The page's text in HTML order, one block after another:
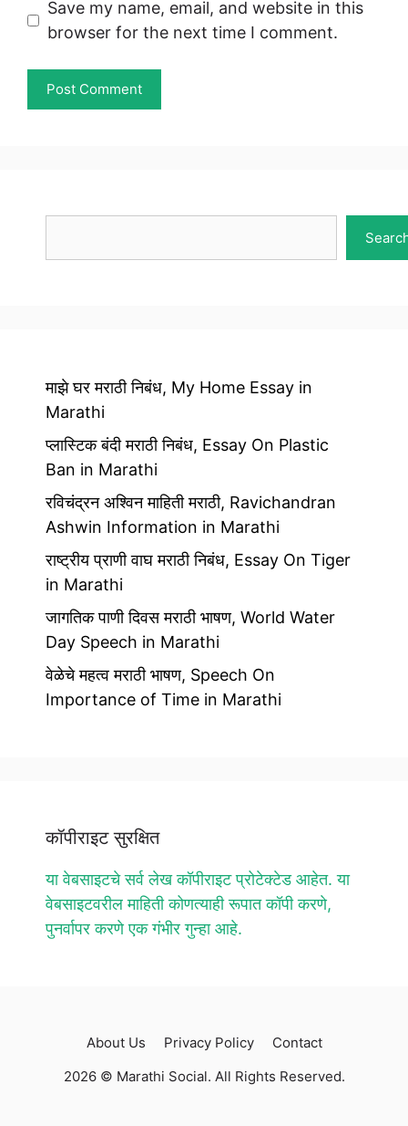
Save my name, email, and website in this
browser for the next time I comment.
माझे घर मराठी निबंध, My Home Essay in
Marathi
प्लास्टिक बंदी मराठी निबंध, Essay On Plastic
Ban in Marathi
रविचंद्रन अश्विन माहिती मराठी, Ravichandran
Ashwin Information in Marathi
राष्ट्रीय प्राणी वाघ मराठी निबंध, Essay On Tiger
in Marathi
जागतिक पाणी दिवस मराठी भाषण, World Water
Day Speech in Marathi
वेळेचे महत्व मराठी भाषण, Speech On
Importance of Time in Marathi
कॉपीराइट सुरक्षित
या वेबसाइटचे सर्व लेख कॉपीराइट प्रोटेक्टेड आहेत. या
वेबसाइटवरील माहिती कोणत्याही रूपात कॉपी करणे,
पुनर्वापर करणे एक गंभीर गुन्हा आहे.
About Us Privacy Policy
Contact
2026 © Marathi Social. All Rights Reserved.